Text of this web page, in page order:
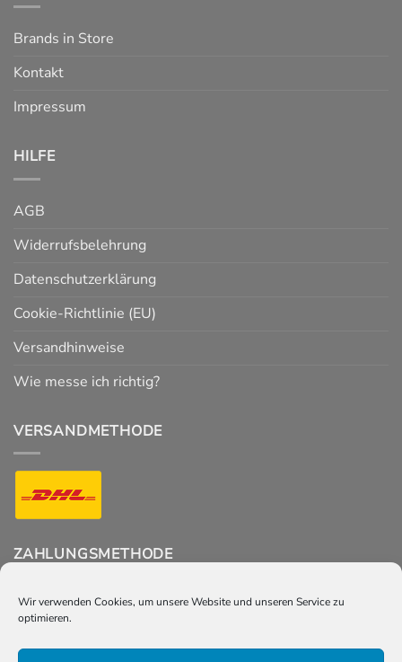
Wir verwenden Cookies, um unsere Website und unseren Service zu
optimieren.
Brands in Store
Kontakt
Impressum
HILFE
AGB
Widerrufsbelehrung
Datenschutzerklärung
Cookie-Richtlinie (EU)
Versandhinweise
Wie messe ich richtig?
VERSANDMETHODE
ZAHLUNGSMETHODE